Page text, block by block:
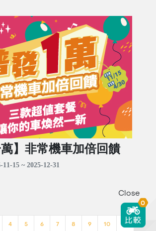
萬】非常機車加倍回饋
15 ~ 2025-12-31
4 5 6 7 8 9 10 >>
Close
0